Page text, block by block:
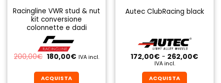
Racingline VWR stud & nut
kit conversione
colonnette e dadi
200,00€ Il
prezzo
era:
180,00€Il
è:
IVA incl.
ACQUISTA
Autec ClubRacing black
172,00€ - 262,00€Fascia
IVA incl.
ACQUISTA